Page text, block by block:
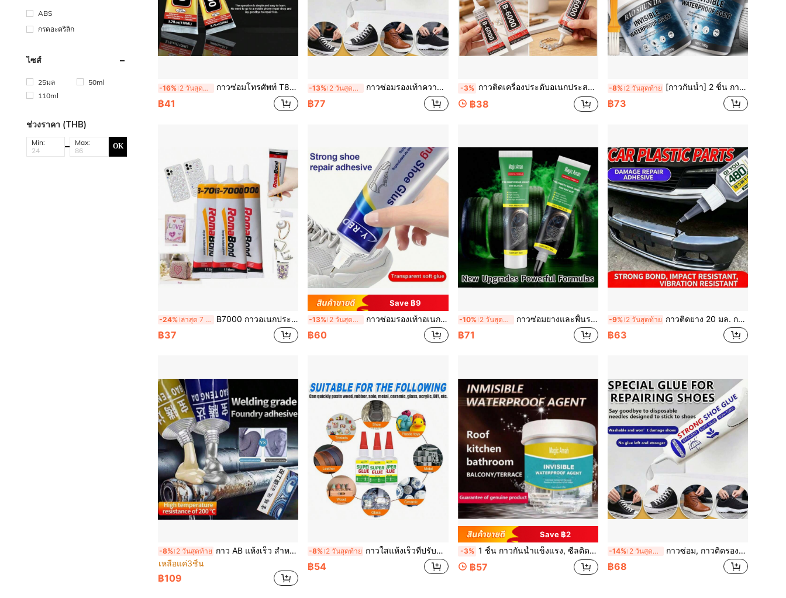
ABS
กรดอะคริลิก
ไซส์
25มล
50ml
110ml
ช่วงราคา (THB)
Min: Max: OK
-16% 2 วันสุดท้าย กาวซ่อมโทรศัพท์ T8000 - กาวใสกันน้ำสำหรับยกกรอบหน้าจอ, ฝาหลัง
฿41
-13% 2 วันสุดท้าย กาวซ่อมรองเท้าความแข็งแรงสูง - กันน้ำ, ไม่ทำลาย, แห้งเร็ว, ซึมซาบรอยแตก, ไม่ซีดจาง, กาวอ่อนทนต่อการซัก, เหมาะสำหรับรองเท้าผ้าใบ, รองเท้าหนัง, รองเท้าผ้าใบ. ชุดเครื่องมือซ่อมรองเท้าที่สะดวกสบาย
฿77
-3% กาวติดเครื่องประดับอเนกประสงค์ B6000, กาวติดพลอย DIY ทำมือ, ใสไร้รอย ไม่เหลือง กันน้ำ ติดแน่น, เครื่องมือซ่อมเครื่องประดับ, ยึดเกาะสูงไม่ทำลาย
฿38
-8% 2 วันสุดท้าย [กาวกันน้ำ] 2 ชิ้น กาวกันน้ำเหมาะสำหรับห้องน้ำ ผนังภายใน/ภายนอก หลังคา ประตูและหน้าต่าง สามารถใช้โดยตรงกับรอยแตกที่น้อยกว่า 2 มม.
฿73
-24% ล่าสุด 7 ชม B7000 กาวอเนกประสงค์, สำหรับติดเครื่องประดับ, ซ่อมแซมเซรามิก, บำรุงรักษาโทรศัพท์, กาวติดงานฝีมือ
฿37
Save ฿9
-13% 2 วันสุดท้าย กาวซ่อมรองเท้าอเนกประสงค์, สูตรอ่อนนุ่มพร้อมการซึมผ่านและการยึดเกาะที่แข็งแกร่ง, ซ่อมแซมส่วนบนของรองเท้าที่เสียหายได้อย่างรวดเร็ว, กันน้ำและยืดหยุ่น, เหมาะสำหรับวัสดุรองเท้าต่างๆ, กาวซ่อมรองเท้าเฉพาะสำหรับการใช้งานในครัวเรือนทุกวัน
฿60
-10% 2 วันสุดท้าย กาวซ่อมยางและพื้นรองเท้าอเนกประสงค์ ทนความร้อนสูง กาวสีดำยึดเกาะสูง ซ่อมรอยขีดข่วนและรอยแตกของยางรถยนต์ ซ่อมขอบและพื้นรองเท้า กันน้ำ ทนการสึกหรอ เครื่องมือปะยางแบบไม่ต้องใช้ตะปู
฿71
-9% 2 วันสุดท้าย กาวติดยาง 20 มล. กาวติดยางสีดำ ติดแน่น สำหรับกันชนรถยนต์ เปลือกยานยนต์ไฟฟ้า บังโคลน ยางติดยาง และยางติดวัสดุอื่นๆ เหมาะสำหรับยาง รองเท้า ยางรถยนต์ รองเท้าบูท เข็มขัด งานฝีมือ
฿63
-8% 2 วันสุดท้าย กาว AB แห้งเร็ว สำหรับซ่อมแซมการหล่อโลหะ – ทนความร้อนสูง กันน้ำ กาวเจลสำหรับซ่อมรอยแตกและรอยรั่ว
เหลือแค่3ชิ้น
฿109
-8% 2 วันสุดท้าย กาวใสแห้งเร็วที่ปรับปรุงใหม่ ไม่เปลี่ยนสีและไม่ซีดจางหลังการแข็งตัว ใช้ได้กว้างขวางสำหรับการซ่อมรองเท้าส้นสูง งานฝีมือ DIY เหมาะสำหรับสภาพแวดล้อมภายในและภายนอก ใช้ได้กับวัสดุหลายชนิด: พลาสติก หนังเทียม แก้ว ผ้า หน้าต่าง ไม้
฿54
Save ฿2
-3% 1 ชิ้น กาวกันน้ำแข็งแรง, ซีลติดทนนาน, การยึดเกาะสูง, ทนต่อสภาพอากาศ, ทนต่อแสงแดด, แห้งเร็ว, การบ่ม, กันน้ำ, กันความชื้น, เหมาะสำหรับการซ่อมแซมบ้าน, การกันน้ำในห้องครัวและห้องน้ำ, การซ่อมแซมหลังคารั่ว, การกันน้ำผนังภายนอก, การซีลท่อ, วิธีการใช้งาน: บีบและติด, การดำเนินการง่าย, ง่ายต่อการใช้, แห้งเร็ว, ง่ายต่อการใช้งาน
฿57
-14% 2 วันสุดท้าย กาวซ่อม, กาวติดรองเท้าพิเศษ, กาวเรซินอ่อน, กันน้ำ, กาวติดพื้นรองเท้าที่แข็งแรง, กาวซ่อมรองเท้าอเนกประสงค์, กาวติดรองเท้าหนัง, กาวติดรองเท้ากีฬา, กาวติดรองเท้าที่แข็งแรง, กาวซ่อมรองเท้า, กาวอ่อน
฿68